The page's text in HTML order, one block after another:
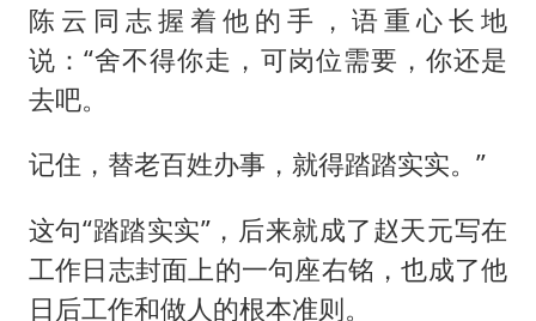
陈云同志握着他的手，语重心长地
说：“舍不得你走，可岗位需要，你还是
去吧。
记住，替老百姓办事，就得踏踏实实。”
这句“踏踏实实”，后来就成了赵天元写在
工作日志封面上的一句座右铭，也成了他
日后工作和做人的根本准则。